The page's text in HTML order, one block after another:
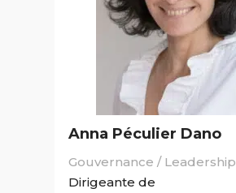
Anna Péculier Dano
Gouvernance / Leadership
Dirigeante de